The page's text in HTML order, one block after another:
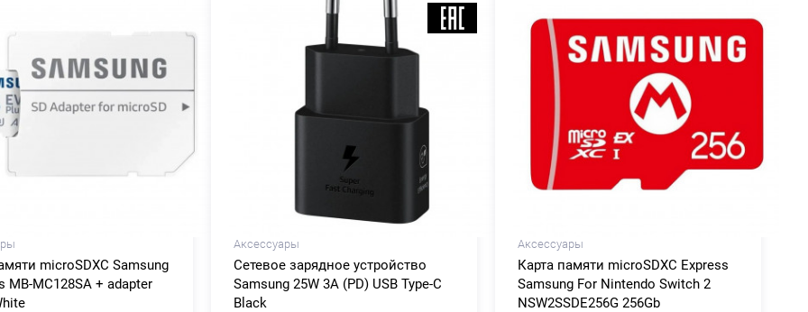
microSDXC Samsung
MB-MC128SA + adapter
Аксессуары
Сетевое зарядное устройство
Samsung 25W 3A (PD) USB Type-C
Black
Аксессуары
Карта памяти microSDXC Express
Samsung For Nintendo Switch 2
NSW2SSDE256G 256Gb